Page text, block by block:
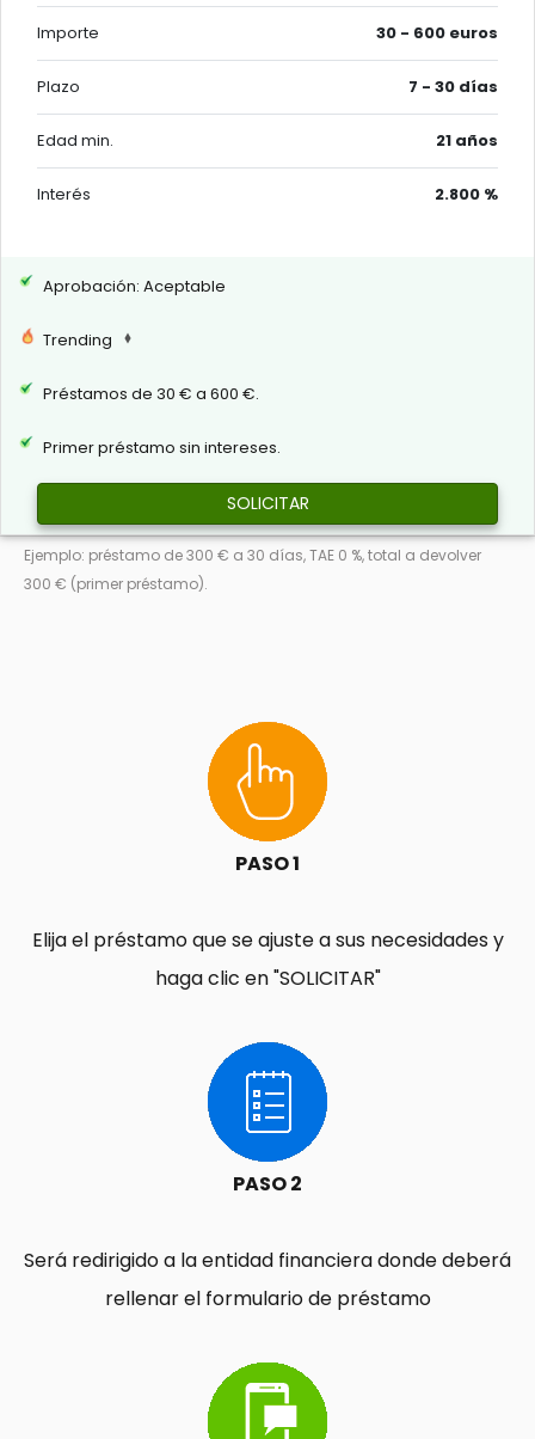
Importe 30 - 600 euros
Plazo 7 - 30 días
Edad min. 21 años
Interés 2.800 %
Aprobación: Aceptable
Trending
Préstamos de 30 € a 600 €.
Primer préstamo sin intereses.
SOLICITAR
Ejemplo: préstamo de 300 € a 30 días, TAE 0 %, total a devolver
300 € (primer préstamo).
PASO 1
Elija el préstamo que se ajuste a sus necesidades y
haga clic en "SOLICITAR"
PASO 2
Será redirigido a la entidad financiera donde deberá
rellenar el formulario de préstamo